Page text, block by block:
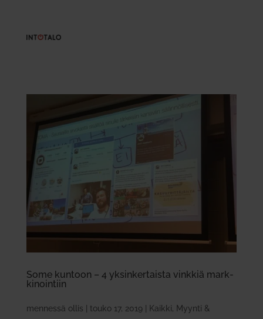
Some kuntoon – 4 yksin­ker­taista vinkkiä mark­
ki­nointiin
mennessä ollis touko 17, 2019| Kaikki, Myynti &